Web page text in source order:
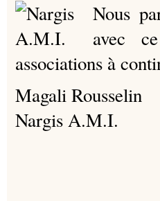
Nous
avec
associations à
Magali Rousselin
Nargis A.M.I.